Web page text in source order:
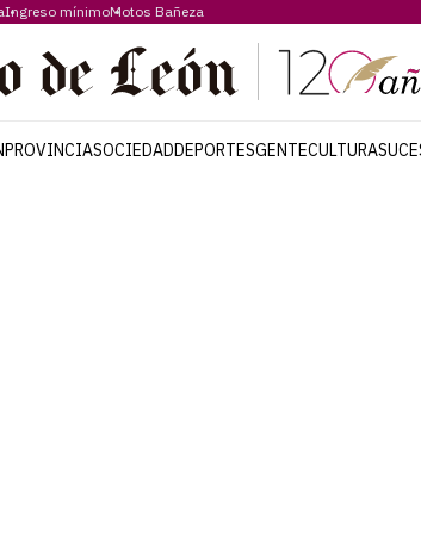
Ingreso mínimoMotos Bañeza
PROVINCIASOCIEDADDEPORTESGENTECULTURA